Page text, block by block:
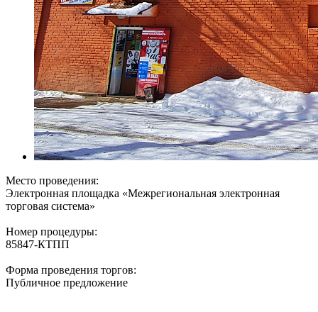
Место проведения:
Электронная площадка «Межрегиональная электронная
торговая система»
Номер процедуры:
85847-КТПП
Форма проведения торгов:
Публичное предложение